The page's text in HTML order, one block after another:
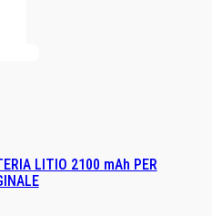
LITIO 2100 mAh PER